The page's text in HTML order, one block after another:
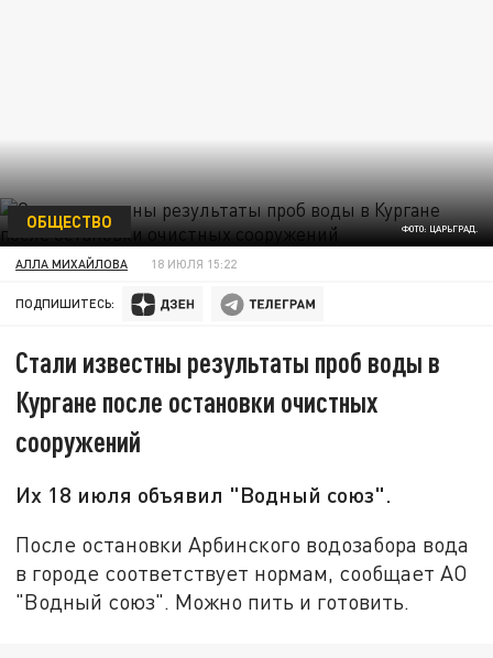
ФОТО: ЦАРЬГРАД.
ОБЩЕСТВО
АЛЛА МИХАЙЛОВА 18 ИЮЛЯ 15:22
ПОДПИШИТЕСЬ:
Стали известны результаты проб воды в
Кургане после остановки очистных
сооружений
Их 18 июля объявил "Водный союз".
После остановки Арбинского водозабора вода
в городе соответствует нормам, сообщает АО
"Водный союз". Можно пить и готовить.